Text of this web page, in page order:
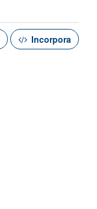
Incorpora